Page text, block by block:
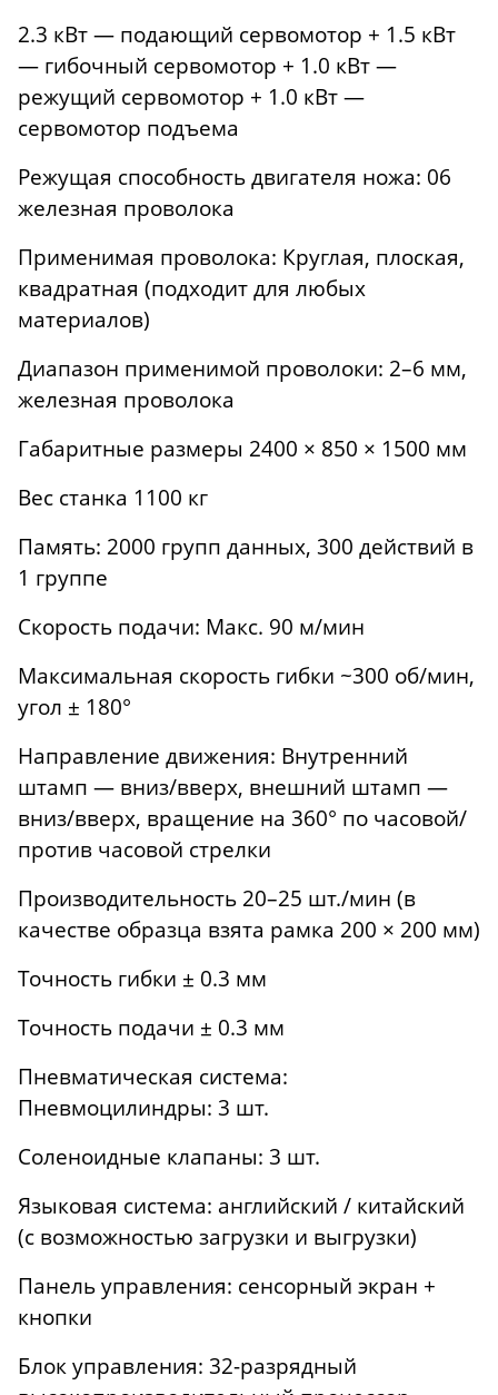
2.3 кВт — подающий сервомотор + 1.5 кВт
— гибочный сервомотор + 1.0 кВт —
режущий сервомотор + 1.0 кВт —
сервомотор подъема
Режущая способность двигателя ножа: 06
железная проволока
Применимая проволока: Круглая, плоская,
квадратная (подходит для любых
материалов)
Диапазон применимой проволоки: 2–6 мм,
железная проволока
Габаритные размеры 2400 × 850 × 1500 мм
Вес станка 1100 кг
Память: 2000 групп данных, 300 действий в
1 группе
Скорость подачи: Макс. 90 м/мин
Максимальная скорость гибки ~300 об/мин,
угол ± 180°
Направление движения: Внутренний
штамп — вниз/вверх, внешний штамп —
вниз/вверх, вращение на 360° по часовой/
против часовой стрелки
Производительность 20–25 шт./мин (в
качестве образца взята рамка 200 × 200 мм)
Точность гибки ± 0.3 мм
Точность подачи ± 0.3 мм
Пневматическая система:
Пневмоцилиндры: 3 шт.
Соленоидные клапаны: 3 шт.
Языковая система: английский / китайский
(с возможностью загрузки и выгрузки)
Панель управления: сенсорный экран +
кнопки
Блок управления: 32-разрядный